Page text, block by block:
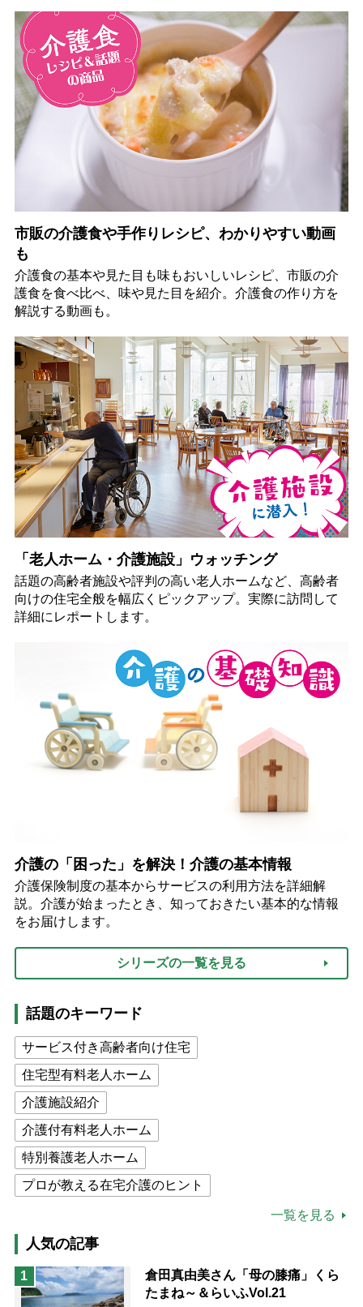
市販の介護食や手作りレシピ、わかりやすい動画
も
介護食の基本や見た目も味もおいしいレシピ、市販の介
護食を食べ比べ、味や見た目を紹介。介護食の作り方を
解説する動画も。
「老人ホーム・介護施設」ウォッチング
話題の高齢者施設や評判の高い老人ホームなど、高齢者
向けの住宅全般を幅広くピックアップ。実際に訪問して
詳細にレポートします。
介護の「困った」を解決！介護の基本情報
介護保険制度の基本からサービスの利用方法を詳細解
説。介護が始まったとき、知っておきたい基本的な情報
をお届けします。
シリーズの一覧を見る
話題のキーワード
サービス付き高齢者向け住宅
住宅型有料老人ホーム
介護施設紹介
介護付有料老人ホーム
特別養護老人ホーム
プロが教える在宅介護のヒント
高木ブー
ケアマネジャー
猫が母になつきません
息子の遠距離介護サバイバル術
一覧を見る
人気の記事
1
倉田真由美さん「母の膝痛」くら
たまね～＆らいふVol.21